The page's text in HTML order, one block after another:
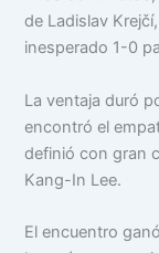
de Ladislav
inesperado 1-0
La ventaja duró
encontró el
definió con gran
Kang-In Lee.
El encuentro